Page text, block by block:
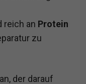
reich an Protein
zu
der darauf